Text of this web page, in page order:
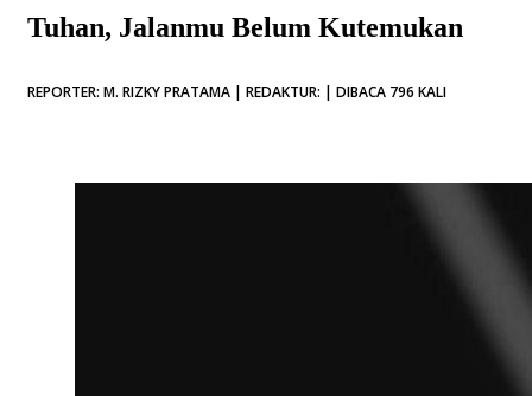
Tuhan, Jalanmu Belum Kutemukan
REPORTER: M. RIZKY PRATAMA | REDAKTUR: | DIBACA 796 KALI